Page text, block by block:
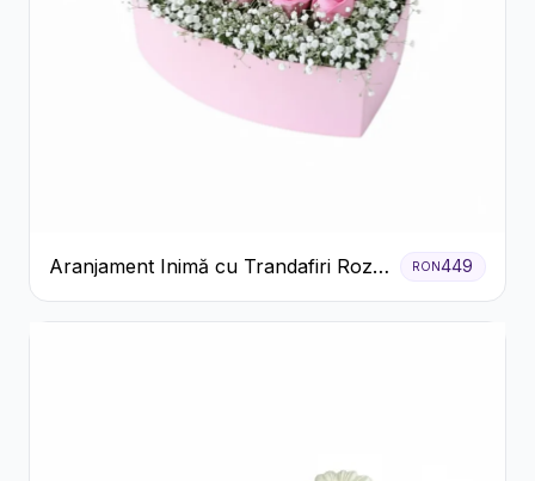
Aranjament Inimă cu Trandafiri Roz
și Gypsophila Albă
RON449